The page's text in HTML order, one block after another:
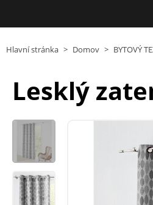
Hlavní stránka > Domov > BYTOVÝ
Lesklý